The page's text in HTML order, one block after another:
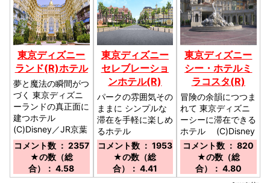
東京ディズニー
ランド(R)ホテル
夢と魔法の瞬間がつ
づく 東京ディズニ
ーランドの真正面に
建つホテル
(C)Disney／JR京葉
線・武蔵野線「舞浜
駅(南口）」下車、
徒歩8分。
コメント数 ： 2357
★の数（総
合）： 4.58
東京ディズニー
セレブレーショ
ンホテル(R)
パークの雰囲気その
ままに シンプルな
滞在を手軽に楽しめ
るホテル
(C)Disney／JR舞浜
駅下車→徒歩約5分
→東京ディズニーラ
ンド(R)より無料シ
コメント数 ： 1953
★の数（総
合）： 4.41
東京ディズニー
シー・ホテルミ
ラコスタ(R)
冒険の余韻につつま
れて 東京ディズニ
ーシーに滞在できる
ホテル (C)Disney
／ディズニーリゾー
トライン「東京ディ
ズニーシー・ステー
ション」下車（約
コメント数 ： 820
★の数（総
合）： 4.80